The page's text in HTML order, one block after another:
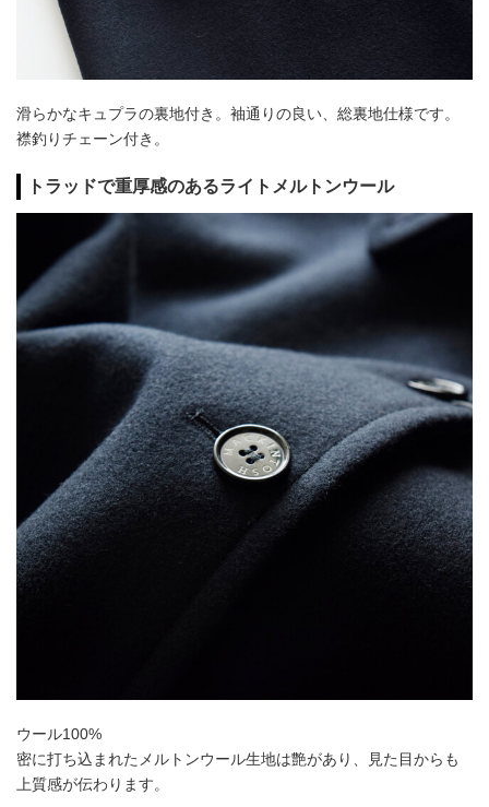
滑らかなキュプラの裏地付き。袖通りの良い、総裏地仕様です。
襟釣りチェーン付き。
トラッドで重厚感のあるライトメルトンウール
ウール100%
密に打ち込まれたメルトンウール生地は艶があり、見た目からも
上質感が伝わります。